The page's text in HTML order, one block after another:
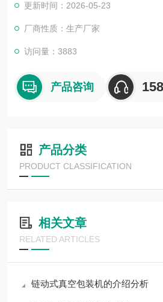
更新时间：2026-05-23
厂商性质：生产厂家
访问量：3883
产品咨询
产品分类
PRODUCT CLASSIFICATION
相关文章
RELATED ARTICLES
链动式真空包装机的介绍分析